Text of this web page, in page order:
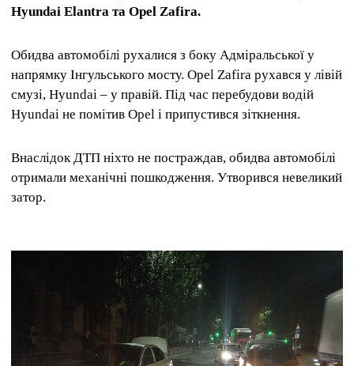
Hyundai Elantra та Opel Zafira.
Обидва автомобілі рухалися з боку Адміральської у
напрямку Інгульського мосту. Opel Zafira рухався у лівій
смузі, Hyundai – у правій. Під час перебудови водій
Hyundai не помітив Opel і припустився зіткнення.
Внаслідок ДТП ніхто не постраждав, обидва автомобілі
отримали механічні пошкодження. Утворився невеликий
затор.